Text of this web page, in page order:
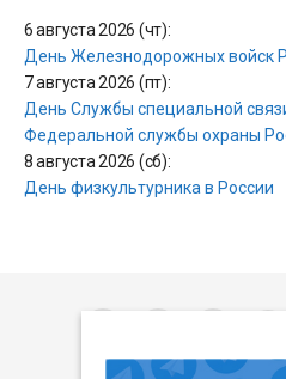
6 августа 2026 (чт):
День Железнодорожных войск
7 августа 2026 (пт):
День Службы специальной
Федеральной службы охраны
8 августа 2026 (сб):
День физкультурника в России